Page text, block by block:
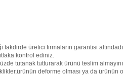
üretici firmaların garantisi
kontrol ediniz.
tutanak tutturarak ürünü teslim
deforme olması ya da ürünün